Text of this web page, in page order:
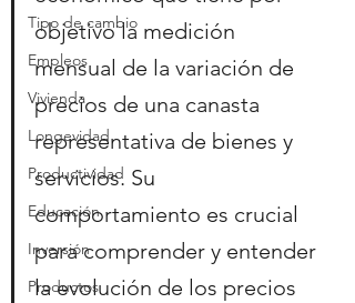
Tipo de cambio
Empleos
Vivienda
Longevidad
Productividad
Educación
Inversión
Productos
objetivo la medición
mensual de la variación de
precios de una canasta
representativa de bienes y
servicios. Su
comportamiento es crucial
para comprender y entender
la evolución de los precios